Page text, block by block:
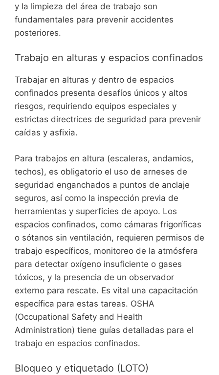
y la limpieza del área de trabajo son
fundamentales para prevenir accidentes
posteriores.
Trabajo en alturas y espacios confinados
Trabajar en alturas y dentro de espacios
confinados presenta desafíos únicos y altos
riesgos, requiriendo equipos especiales y
estrictas directrices de seguridad para prevenir
caídas y asfixia.
Para trabajos en altura (escaleras, andamios,
techos), es obligatorio el uso de arneses de
seguridad enganchados a puntos de anclaje
seguros, así como la inspección previa de
herramientas y superficies de apoyo. Los
espacios confinados, como cámaras frigoríficas
o sótanos sin ventilación, requieren permisos de
trabajo específicos, monitoreo de la atmósfera
para detectar oxígeno insuficiente o gases
tóxicos, y la presencia de un observador
externo para rescate. Es vital una capacitación
específica para estas tareas. OSHA
(Occupational Safety and Health
Administration) tiene guías detalladas para el
trabajo en espacios confinados.
Bloqueo y etiquetado (LOTO)